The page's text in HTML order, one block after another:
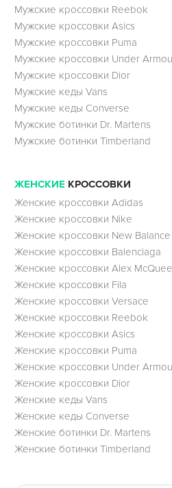
Мужские кроссовки Reebok
Мужские кроссовки Asics
Мужские кроссовки Puma
Мужские кроссовки Under
Мужские кроссовки Dior
Мужские кеды Vans
Мужские кеды Converse
Мужские ботинки Dr. Martens
Мужские ботинки Timberland
ЖЕНСКИЕ КРОССОВКИ
Женские кроссовки Adidas
Женские кроссовки Nike
Женские кроссовки New Balance
Женские кроссовки Balenciaga
Женские кроссовки Alex
Женские кроссовки Fila
Женские кроссовки Versace
Женские кроссовки Reebok
Женские кроссовки Asics
Женские кроссовки Puma
Женские кроссовки Under
Женские кроссовки Dior
Женские кеды Vans
Женские кеды Converse
Женские ботинки Dr. Martens
Женские ботинки Timberland